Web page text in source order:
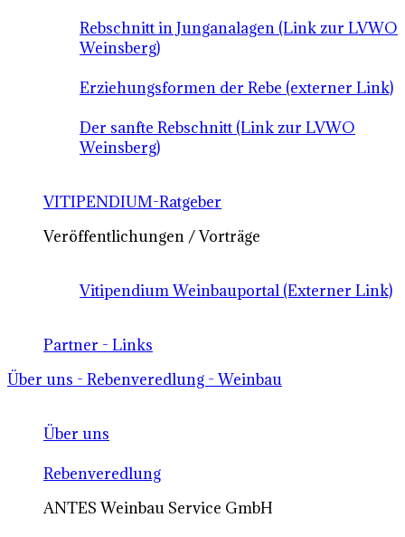
Rebschnitt in Junganalagen (Link zur LVWO
Weinsberg)
Erziehungsformen der Rebe (externer Link)
Der sanfte Rebschnitt (Link zur LVWO
Weinsberg)
VITIPENDIUM-Ratgeber
Veröffentlichungen / Vorträge
Vitipendium Weinbauportal (Externer Link)
Partner - Links
Über uns - Rebenveredlung - Weinbau
Über uns
Rebenveredlung
ANTES Weinbau Service GmbH